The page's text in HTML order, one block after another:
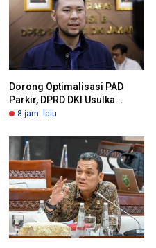
Dorong Optimalisasi PAD
Parkir, DPRD DKI Usulka...
8 jam lalu